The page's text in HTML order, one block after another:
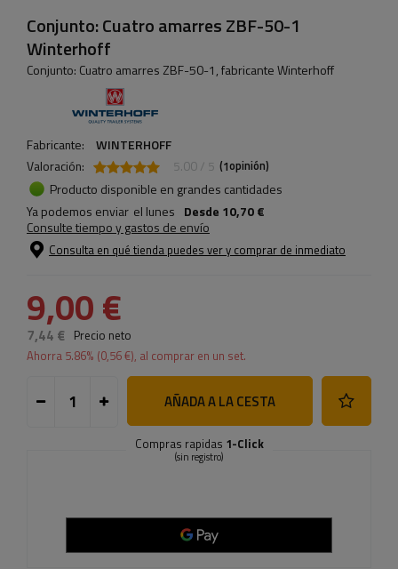
Conjunto: Cuatro amarres ZBF-50-1
Winterhoff
Conjunto: Cuatro amarres ZBF-50-1, fabricante Winterhoff
Fabricante:
WINTERHOFF
Valoración:
5.00 / 5 (1opinión)
Producto disponible en grandes cantidades
Ya podemos enviar el lunes Desde 10,70 €
Consulte tiempo y gastos de envío
Consulta en qué tienda puedes ver y comprar de inmediato
9,00 €
7,44 € Precio neto
Ahorra 5.86% (0,56 €), al comprar en un set.
AÑADA A LA CESTA
Compras rapidas 1-Click
(sin registro)